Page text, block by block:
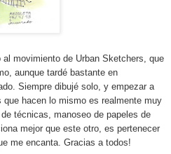
movimiento de Urban Sketchers, que
aunque tardé bastante en
Siempre dibujé solo, y empezar a
hacen lo mismo es realmente muy
técnicas, manoseo de papeles de
mejor que este otro, es pertenecer
me encanta. Gracias a todos!